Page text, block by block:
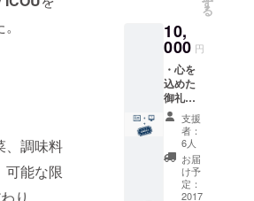
、調味料
可能な限
り、
者とし
てのク
レジッ
トを表
記させ
ていた
だきま
す。
（ご希
望者の
み） ・
遠方に
る
10,
000 円
・心を
込めた
御礼の
メッ
セージ
カード
をお送
りさせ
ていた
だきま
支援
者：
6人
お届
け予
定：
2017